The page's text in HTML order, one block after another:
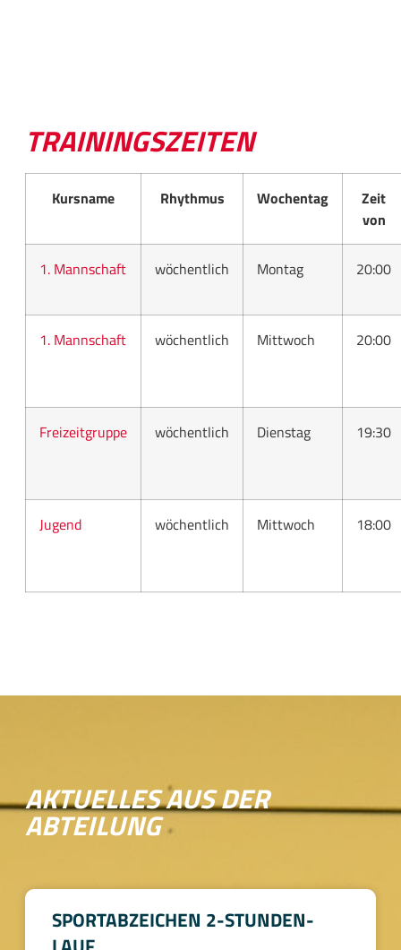
TRAININGSZEITEN
Kursname Rhythmus Wochentag
Zeit
von
1. Mannschaft wöchentlich Montag 20:00
1. Mannschaft wöchentlich Mittwoch 20:00
Freizeitgruppe wöchentlich Dienstag 19:30
Jugend wöchentlich Mittwoch 18:00
AKTUELLES AUS DER
ABTEILUNG
SPORTABZEICHEN 2-STUNDEN-